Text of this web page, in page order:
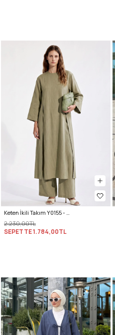
Keten İkili Takım Y0155 - AÇIK HAKİ
2.230,00TL
SEPETTE1.784,00TL